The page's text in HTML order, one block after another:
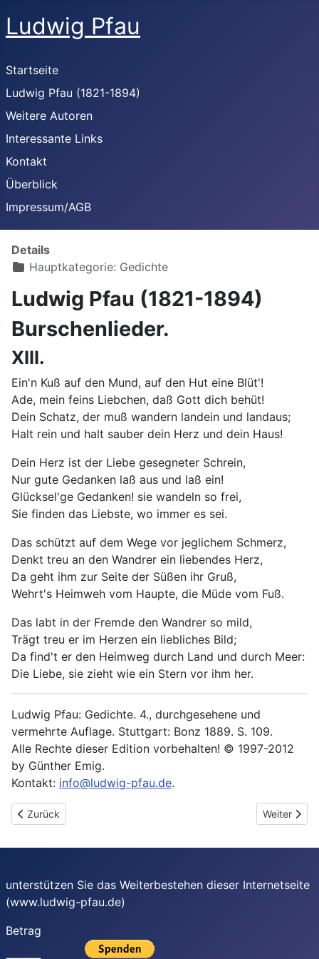
Ludwig Pfau
Startseite
Ludwig Pfau (1821-1894)
Weitere Autoren
Interessante Links
Kontakt
Überblick
Impressum/AGB
Details
Hauptkategorie: Gedichte
Ludwig Pfau (1821-1894)
Burschenlieder.
XIII.
Ein'n Kuß auf den Mund, auf den Hut eine Blüt'!
Ade, mein feins Liebchen, daß Gott dich behüt!
Dein Schatz, der muß wandern landein und landaus;
Halt rein und halt sauber dein Herz und dein Haus!
Dein Herz ist der Liebe gesegneter Schrein,
Nur gute Gedanken laß aus und laß ein!
Glücksel'ge Gedanken! sie wandeln so frei,
Sie finden das Liebste, wo immer es sei.
Das schützt auf dem Wege vor jeglichem Schmerz,
Denkt treu an den Wandrer ein liebendes Herz,
Da geht ihm zur Seite der Süßen ihr Gruß,
Wehrt's Heimweh vom Haupte, die Müde vom Fuß.
Das labt in der Fremde den Wandrer so mild,
Trägt treu er im Herzen ein liebliches Bild;
Da find't er den Heimweg durch Land und durch Meer:
Die Liebe, sie zieht wie ein Stern vor ihm her.
Ludwig Pfau: Gedichte. 4., durchgesehene und
vermehrte Auflage. Stuttgart: Bonz 1889. S. 109.
Alle Rechte dieser Edition vorbehalten! © 1997-2012
by Günther Emig.
Kontakt: info@ludwig-pfau.de.
Vorheriger Beitrag: Burschenlieder XII
Zurück Nächster
Weiter
unterstützen Sie das Weiterbestehen dieser Internetseite
(www.ludwig-pfau.de)
Betrag